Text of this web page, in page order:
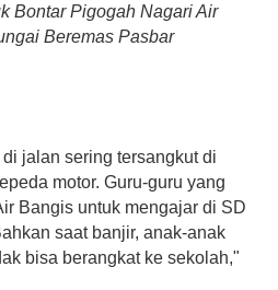
Bontar Pigogah Nagari Air
Beremas Pasbar
jalan sering tersangkut di
motor. Guru-guru yang
Bangis untuk mengajar di SD
saat banjir, anak-anak
bisa berangkat ke sekolah,"